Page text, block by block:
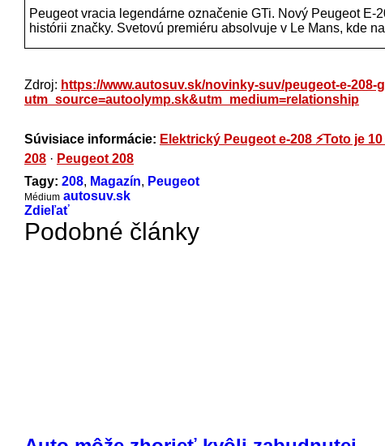
Peugeot vracia legendárne označenie GTi. Nový Peugeot
histórii značky. Svetovú premiéru absolvuje v Le Mans, kde
Zdroj: https://www.autosuv.sk/novinky-suv/peugeot-e-
utm_source=autoolymp.sk&utm_medium=relationship
Súvisiace informácie: Elektrický Peugeot e-208 ⚡️Toto je
208 · Peugeot 208
Tagy: 208, Magazín, Peugeot
Médium autosuv.sk
Zdieľať
Podobné články